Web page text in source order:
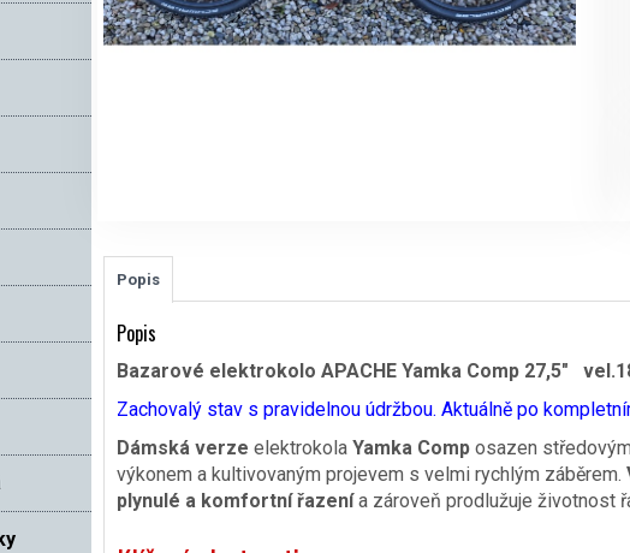
Popis
Popis
Bazarové elektrokolo APACHE Yamka Comp 27,5″
Zachovalý stav s pravidelnou údržbou. Aktuálně po
Dámská verze elektrokola Yamka Composazen
výkonem a kultivovaným projevem s velmi rychlým záběrem.
plynulé a komfortní řazenía zároveň prodlužuje životnost